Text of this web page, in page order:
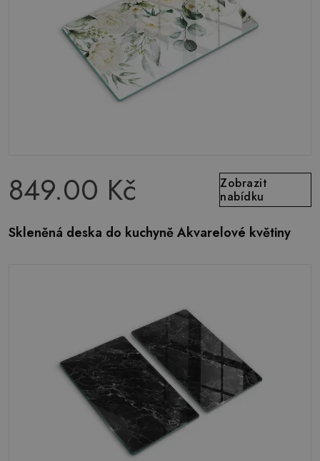
849.00 Kč
Zobrazit
nabídku
Skleněná deska do kuchyně Akvarelové květiny